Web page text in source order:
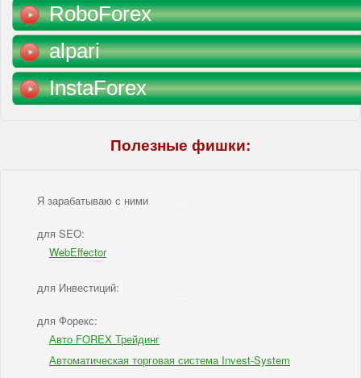
RoboForex
alpari
InstaForex
Полезные фишки:
Я зарабатываю с ними
для SEO:
WebEffector
для Инвестиций:
для Форекс:
Авто FOREX Трейдинг
Автоматическая торговая система Invest-System